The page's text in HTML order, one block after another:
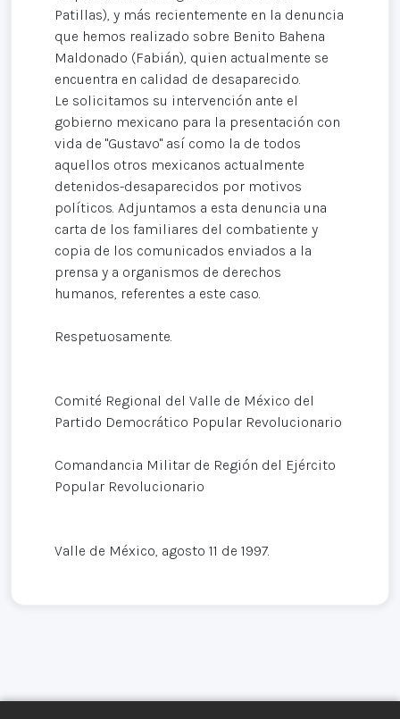
Patillas), y más recientemente en la denuncia
que hemos realizado sobre Benito Bahena
Maldonado (Fabián), quien actualmente se
encuentra en calidad de desaparecido.
Le solicitamos su intervención ante el
gobierno mexicano para la presentación con
vida de "Gustavo" así como la de todos
aquellos otros mexicanos actualmente
detenidos-desaparecidos por motivos
políticos. Adjuntamos a esta denuncia una
carta de los familiares del combatiente y
copia de los comunicados enviados a la
prensa y a organismos de derechos
humanos, referentes a este caso.
Respetuosamente.
Comité Regional del Valle de México del
Partido Democrático Popular Revolucionario
Comandancia Militar de Región del Ejército
Popular Revolucionario
Valle de México, agosto 11 de 1997.